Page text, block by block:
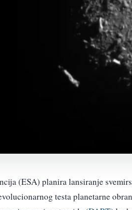
(ESA) planira lansiranje
testa planetarne